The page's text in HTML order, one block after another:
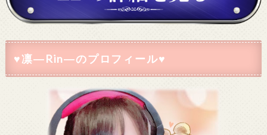
♥凛―Rin―のプロフィール♥